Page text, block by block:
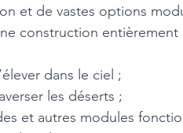
et de vastes options
construction
dans le ciel ;
les déserts ;
et autres modules